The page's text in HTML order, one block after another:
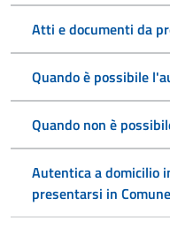
Atti e documenti da
Quando è possibile
Quando non è
Autentica a domicilio
presentarsi in Comune